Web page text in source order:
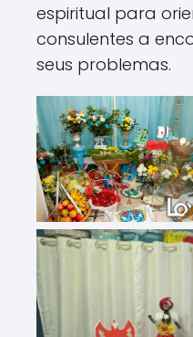
espiritual para
consulentes a
seus problemas.